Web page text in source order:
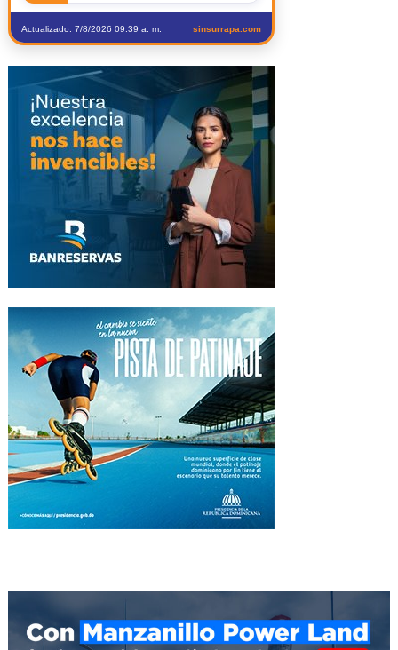
Actualizado: 7/8/2026 09:39 a. m. sinsurrapa.com